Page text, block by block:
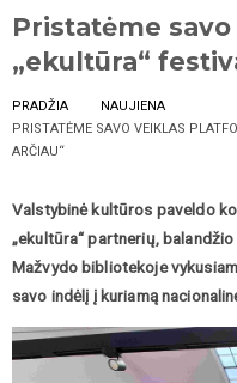
Pristatėme
„ekultūra“
PRADŽIA
NAUJIENA
PRISTATĖME SAVO VEIKLAS
ARČIAU“
Valstybinė kultūros paveldo
„ekultūra“ partnerių,
Mažvydo bibliotekoje
savo indėlį į kuriamą